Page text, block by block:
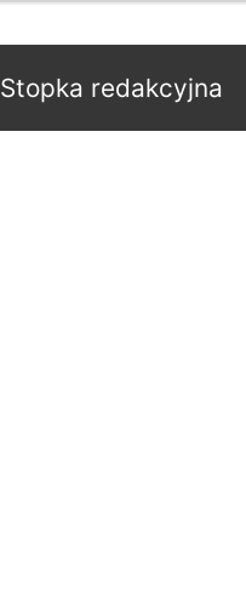
Stopka redakcyjna